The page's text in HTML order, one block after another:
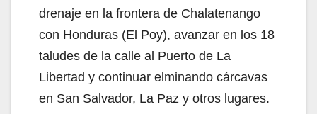
drenaje en la frontera de Chalatenango
con Honduras (El Poy), avanzar en los 18
taludes de la calle al Puerto de La
Libertad y continuar elminando cárcavas
en San Salvador, La Paz y otros lugares.